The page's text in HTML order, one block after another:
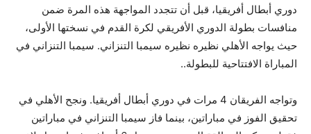
دوري أبطال أفريقيا، قبل أن تتجدد المواجهة هذه المرة ضمن
منافسات بطولة الدوري الأفريقي لكرة القدم في نسختها الأولى،
حيث يواجه الأهلي نظيره نظيره سيمبا التنزاني. سيمبا التنزاني في
المباراة الافتتاحية للبطولة..
وتواجه الفريقان 4 مرات في دوري أبطال أفريقيا. ونجح الأهلي في
تحقيق الفوز في مباراتين، بينما فاز سيمبا التنزاني في مباراتين